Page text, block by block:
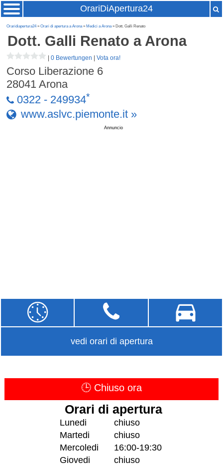
OrariDiApertura24
Oraridiapertura24»Orari di apertura a Arona» Medici a Arona» Dott. Galli Renato
Dott. Galli Renato a Arona
|0 Bewertungen |Vota ora!
Corso Liberazione 6
28041 Arona
0322 - 249934*
www.aslvc.piemonte.it »
Annuncio
vedi orari di apertura
🕒 Chiuso ora
Orari di apertura
Lunedi
chiuso
Martedi
chiuso
Mercoledi
16:00-19:30
Giovedi
chiuso